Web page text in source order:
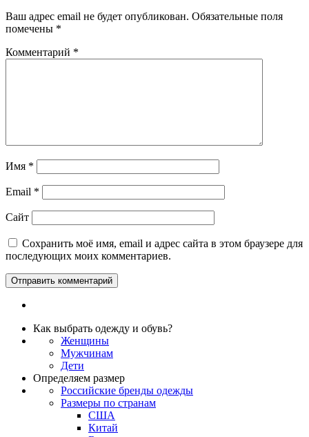
Ваш адрес email не будет опубликован. Обязательные поля
помечены *
Комментарий *
Имя *
Email *
Сайт
Сохранить моё имя, email и адрес сайта в этом браузере для
последующих моих комментариев.
Как выбрать одежду и обувь?
Женщины
Мужчинам
Дети
Определяем размер
Российские бренды одежды
Размеры по странам
США
Китай